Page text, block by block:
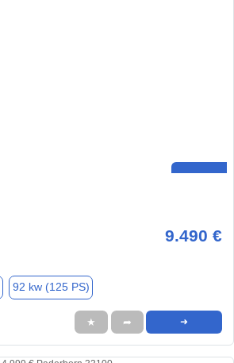
9.490 €
92 kw (125 PS)
★ ➦ ➜